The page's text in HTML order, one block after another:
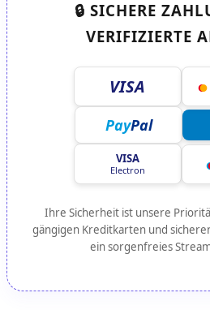
🔒 SICHERE
VERIFIZIERTE
VISA ●
●
PayPal
VISA
Electron
Ihre Sicherheit ist unsere
gängigen Kreditkarten und
ein sorgenfreies